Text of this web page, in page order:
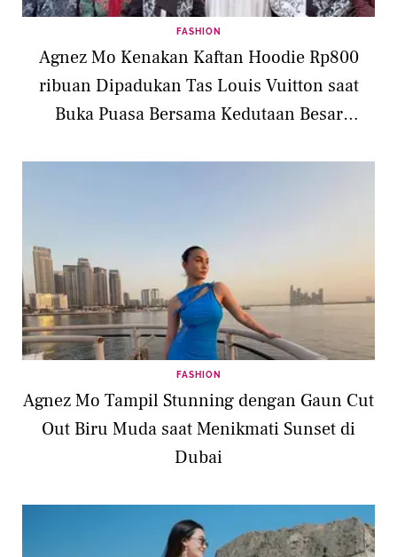
FASHION
Agnez Mo Kenakan Kaftan Hoodie Rp800
ribuan Dipadukan Tas Louis Vuitton saat
Buka Puasa Bersama Kedutaan Besar
FASHION
Agnez Mo Tampil Stunning dengan Gaun Cut
Out Biru Muda saat Menikmati Sunset di
Dubai